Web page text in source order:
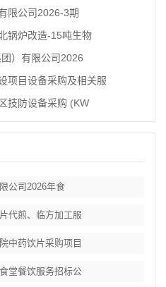
限公司2026‑3期
锅炉改造‑15吨生物
）有限公司2026
项目设备采购及相关服
技防设备采购 (KW
公司2026年食
代煎、临方加工服
中药饮片采购项目
堂餐饮服务招标公